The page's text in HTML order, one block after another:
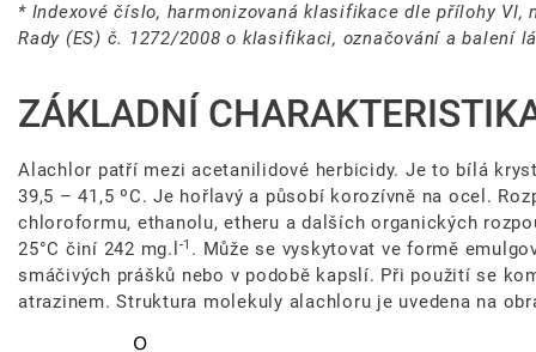
* Indexové číslo, harmonizovaná klasifikace dle přílohy VI,
Rady (ES) č. 1272/2008 o klasifikaci, označování a balení
ZÁKLADNÍ
Alachlor patří mezi acetanilidové herbicidy. Je to bílá
39,5 – 41,5 ºC. Je hořlavý a působí korozívně na ocel.
chloroformu, ethanolu, etheru a dalších organických
25°C činí 242 mg.l -1 . Může se vyskytovat ve formě
smáčivých prášků nebo v podobě kapslí. Při použití se
atrazinem. Struktura molekuly alachloru je uvedena na